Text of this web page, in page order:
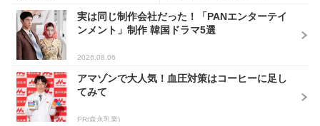
実は同じ制作会社だった！「PANエンターテイ
ンメント」制作 韓国ドラマ5選
2026.08.06
アマゾンで大人気！血圧対策はコーヒーに足し
てみて
PR(森永乳業)